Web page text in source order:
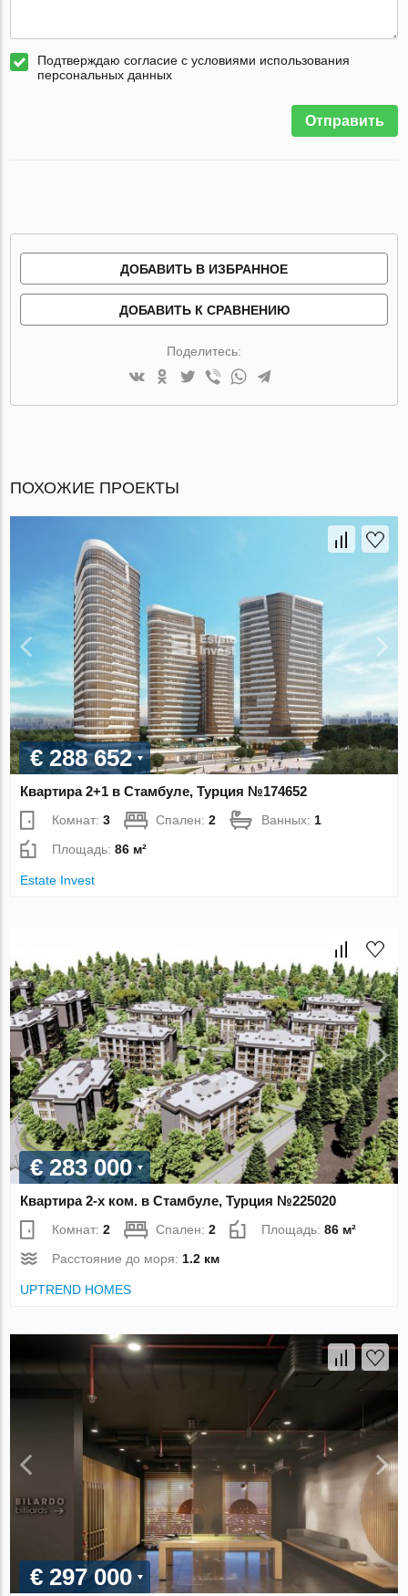
Подтверждаю согласие с условиями использования
персональных данных
Отправить
ДОБАВИТЬ В ИЗБРАННОЕ
ДОБАВИТЬ К СРАВНЕНИЮ
Поделитесь:
ПОХОЖИЕ ПРОЕКТЫ
€ 288 652
Квартира 2+1 в Стамбуле, Турция №174652
Комнат:3 Спален:2 Ванных:1
Площадь:86 м²
Estate Invest
€ 283 000
Квартира 2-х ком. в Стамбуле, Турция №225020
Комнат:2 Спален:2 Площадь:86 м²
Расстояние до моря: 1.2 км
UPTREND HOMES
€ 297 000